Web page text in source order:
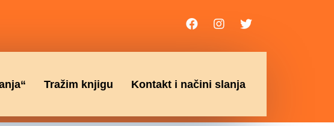
Tražim knjigu Kontakt i načini slanja